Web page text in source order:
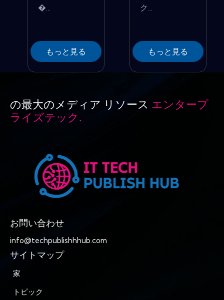
�...
もっと見る
ク...
もっと見る
の最大のメディア リソース エンタープ
ライズテック.
お問い合わせ
info@techpublishhhub.com
サイトマップ
家
トピック